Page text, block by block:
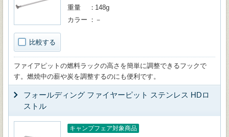
比較する
重量
148g
カラー
－
ファイアピットの燃料ラックの高さを簡単に調整できるフックで
す。燃焼中の薪や炭を調整するのにも便利です。
フォールディング ファイヤーピット ステンレス HDロ
ストル
キャンプフェア対象商品